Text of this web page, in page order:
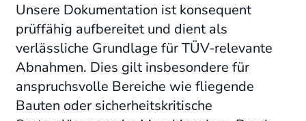
Unsere Dokumentation ist konsequent
prüffähig aufbereitet und dient als
verlässliche Grundlage für TÜV-relevante
Abnahmen. Dies gilt insbesondere für
anspruchsvolle Bereiche wie fliegende
Bauten oder sicherheitskritische